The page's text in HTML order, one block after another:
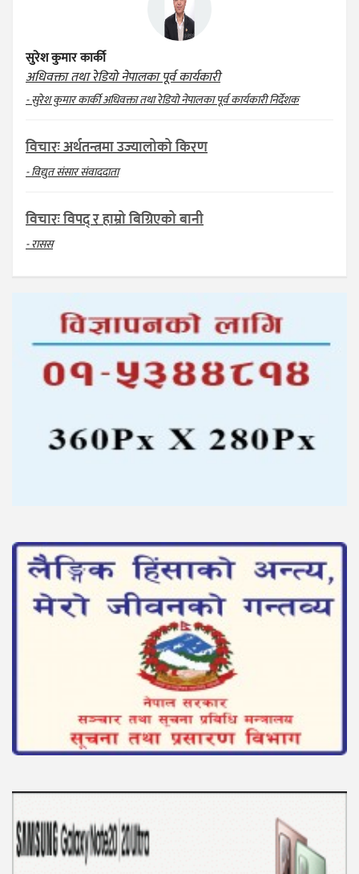
सुरेश कुमार कार्की
अधिवक्ता तथा रेडियो नेपालका पूर्व कार्यकारी
- सुरेश कुमार कार्की अधिवक्ता तथा रेडियो नेपालका पूर्व कार्यकारी निर्देशक
विचारः अर्थतन्त्रमा उज्यालोको किरण
- विद्युत संसार संवाददाता
विचारः विपद् र हाम्रो बिग्रिएको बानी
- रासस